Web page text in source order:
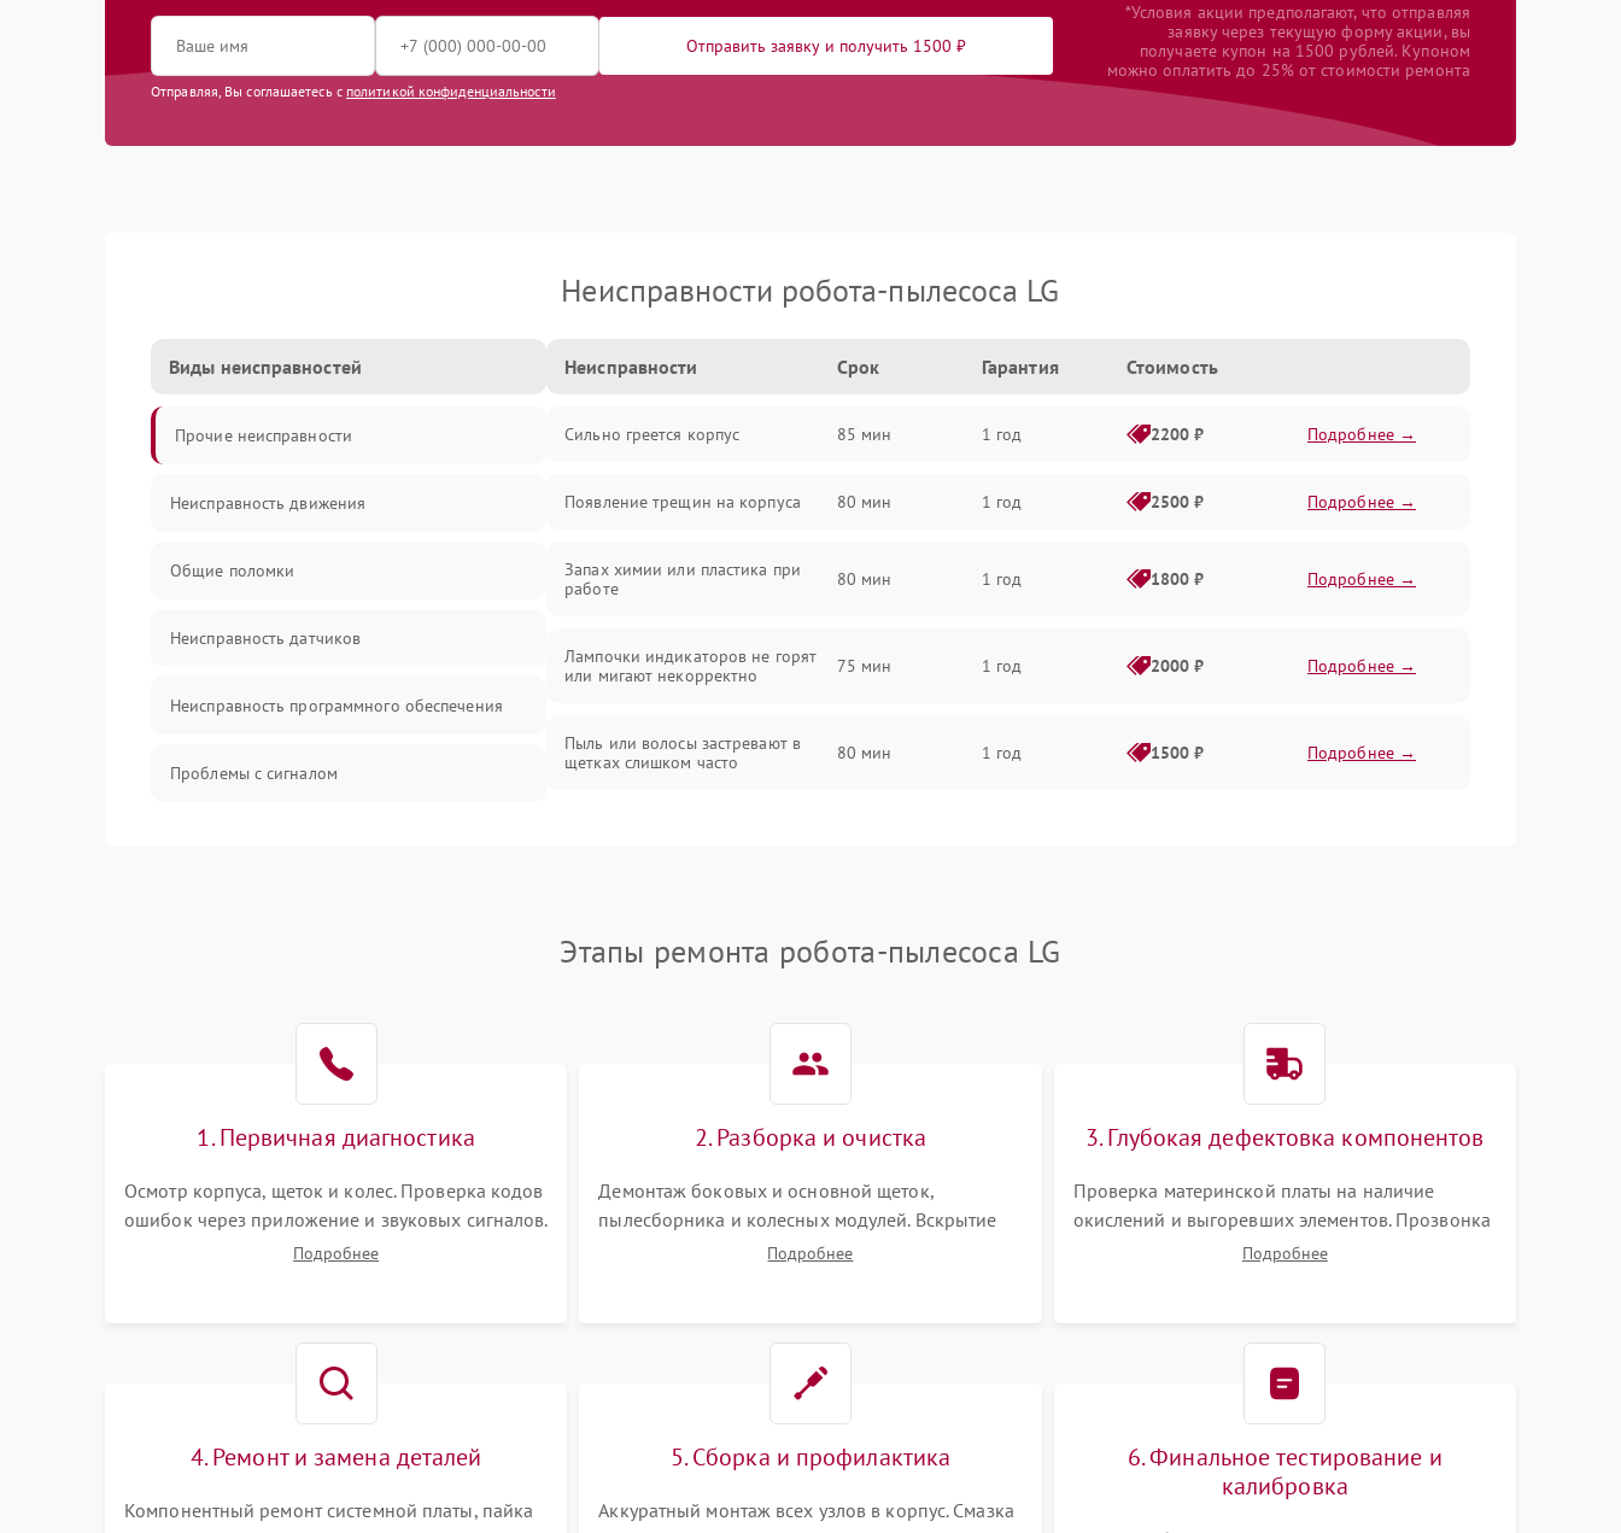
Отправить заявку и получить 1500 ₽
Отправляя, Вы соглашаетесь с политикой конфиденциальности
*Условия акции предполагают, что отправляя
заявку через текущую форму акции, вы
получаете купон на 1500 рублей. Купоном
можно оплатить до 25% от стоимости ремонта
Неисправности робота-пылесоса LG
Виды неисправностей
Прочие неисправности
Неисправность движения
Общие поломки
Неисправность датчиков
Неисправность программного обеспечения
Проблемы с сигналом
Программные сбои
Неисправности Срок Гарантия Стоимость
Сильно греется корпус 85 мин 1 год 2200 ₽ Подробнее →
Появление трещин на корпуса 80 мин 1 год 2500 ₽ Подробнее →
Запах химии или пластика при
работе
80 мин 1 год 1800 ₽ Подробнее →
Лампочки индикаторов не горят
или мигают некорректно
75 мин 1 год 2000 ₽ Подробнее →
Пыль или волосы застревают в
щетках слишком часто
80 мин 1 год 1500 ₽ Подробнее →
Этапы ремонта робота-пылесоса LG
1. Первичная диагностика
Осмотр корпуса, щеток и колес. Проверка кодов
ошибок через приложение и звуковых сигналов.
Замер емкости аккумулятора и тестирование
Подробнее
2. Разборка и очистка
Демонтаж боковых и основной щеток,
пылесборника и колесных модулей. Вскрытие
корпуса робота. Тщательная очистка внутренних
Подробнее
3. Глубокая дефектовка компонентов
Проверка материнской платы на наличие
окислений и выгоревших элементов. Прозвонка
цепей питания, тестирование приводных
Подробнее
4. Ремонт и замена деталей
Компонентный ремонт системной платы, пайка
5. Сборка и профилактика
Аккуратный монтаж всех узлов в корпус. Смазка
6. Финальное тестирование и
калибровка